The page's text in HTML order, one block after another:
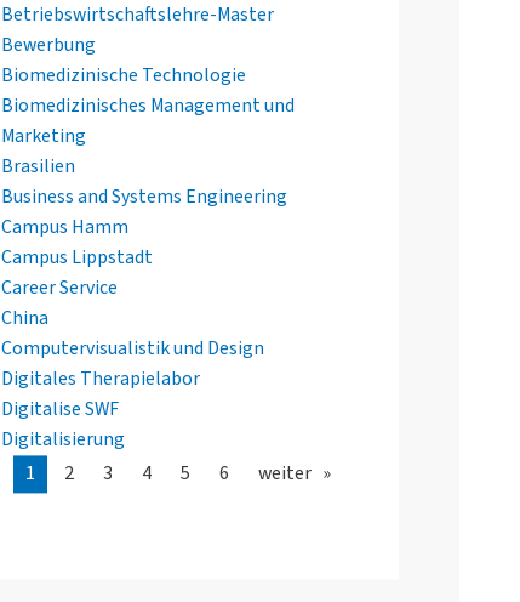
Betriebswirtschaftslehre-Master
Bewerbung
Biomedizinische Technologie
Biomedizinisches Management und
Marketing
Brasilien
Business and Systems Engineering
Campus Hamm
Campus Lippstadt
Career Service
China
Computervisualistik und Design
Digitales Therapielabor
Digitalise SWF
Digitalisierung
1
2 3 4 5 6 weiter